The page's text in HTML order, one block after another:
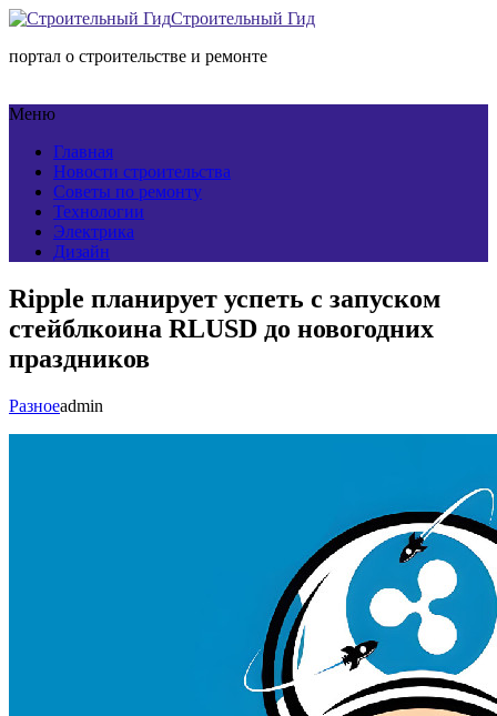
Строительный Гид
портал о строительстве и ремонте
Меню
Главная
Новости строительства
Советы по ремонту
Технологии
Электрика
Дизайн
Ripple планирует успеть с запуском
стейблкоина RLUSD до новогодних
праздников
Разноеadmin